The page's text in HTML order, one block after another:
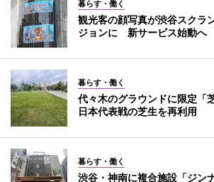
暮らす・働く
観光客の顔写真が渋谷スクラ
ジョンに 新サービス始動へ
暮らす・働く
代々木のグラウンドに限定
日本代表戦の芝生を再利用
暮らす・働く
渋谷・神南に複合施設「ジ